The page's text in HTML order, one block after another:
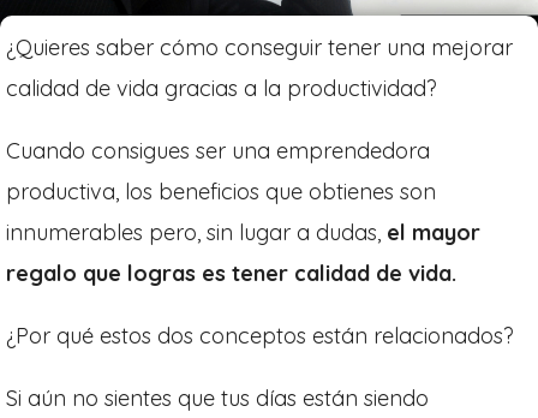
¿Quieres saber cómo conseguir tener una mejorar
calidad de vida gracias a la productividad?
Cuando consigues ser una emprendedora
productiva, los beneficios que obtienes son
innumerables pero, sin lugar a dudas, el mayor
regalo que logras es tener calidad de vida.
¿Por qué estos dos conceptos están relacionados?
Si aún no sientes que tus días están siendo